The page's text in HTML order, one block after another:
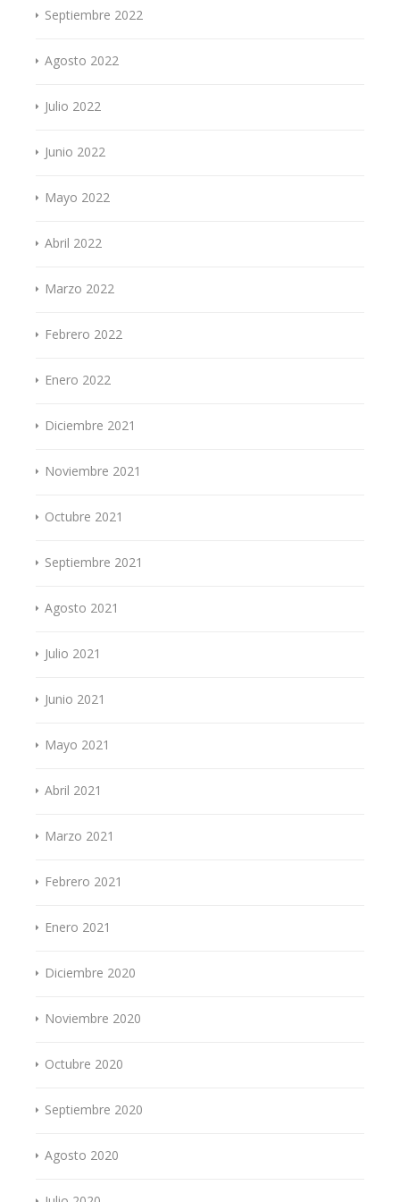
Septiembre 2022
Agosto 2022
Julio 2022
Junio 2022
Mayo 2022
Abril 2022
Marzo 2022
Febrero 2022
Enero 2022
Diciembre 2021
Noviembre 2021
Octubre 2021
Septiembre 2021
Agosto 2021
Julio 2021
Junio 2021
Mayo 2021
Abril 2021
Marzo 2021
Febrero 2021
Enero 2021
Diciembre 2020
Noviembre 2020
Octubre 2020
Septiembre 2020
Agosto 2020